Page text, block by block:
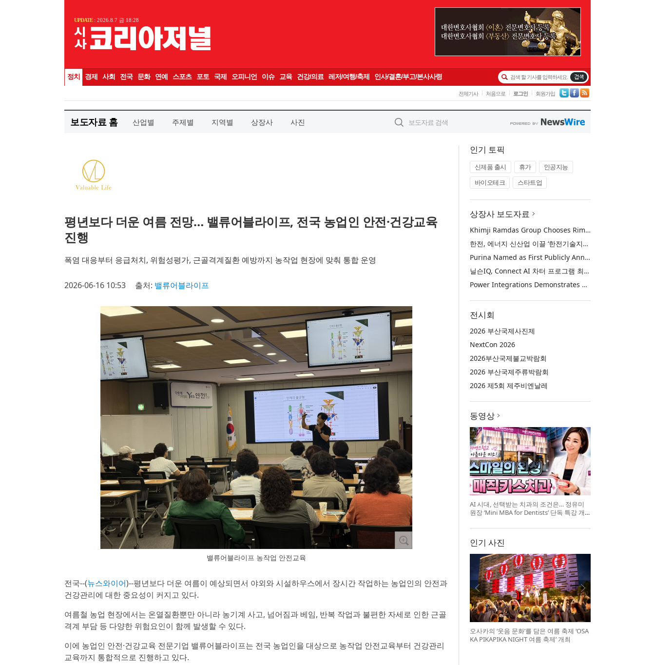
보도자료 홈 산업별 주제별 지역별 상장사 사진
평년보다 더운 여름 전망… 밸류어블라이프, 전국 농업인 안전·건강교육
진행
폭염 대응부터 응급처치, 위험성평가, 근골격계질환 예방까지 농작업 현장에 맞춰 통합 운영
2026-06-16 10:53 출처: 밸류어블라이프
밸류어블라이프 농작업 안전교육
전국--(뉴스와이어)--평년보다 더운 여름이 예상되면서 야외와 시설하우스에서 장시간 작업하는 농업인의 안전과
건강관리에 대한 중요성이 커지고 있다.
여름철 농업 현장에서는 온열질환뿐만 아니라 농기계 사고, 넘어짐과 베임, 반복 작업과 불편한 자세로 인한 근골
격계 부담 등 다양한 위험요인이 함께 발생할 수 있다.
이에 농업인 안전·건강교육 전문기업 밸류어블라이프는 전국 농업인을 대상으로 농작업 안전교육부터 건강관리
교육까지 통합적으로 진행하고 있다.
인기 토픽
신제품 출시 휴가
인공지능
바이오테크
스타트업
상장사 보도자료
Khimji Ramdas Group Chooses Rimini Street to Reduce SAP Support Costs, Protect 700+ Customizations and Reinvest Savings in Innovation
한전, 에너지 신산업 이끌 ‘한전기술지주’ 공식 출범
Purina Named as First Publicly Announced NIQ ConnectAI Charter Client
닐슨IQ, Connect AI 차터 프로그램 최초 고객사 ‘퓨리나’ 선정
Power Integrations Demonstrates World’s First 2200 V GaN Technology for Next-Era High-Voltage Power Systems
전시회
2026 부산국제사진제
NextCon 2026
2026부산국제불교박람회
2026 부산국제주류박람회
2026 제5회 제주비엔날레
동영상
AI 시대, 선택받는 치과의 조건은… 정유미
원장 ‘Mini MBA for Dentists’ 단독 특강 개
인기 사진
오사카의 ‘웃음 문화’를 담은 여름 축제 ‘OSA
KA PIKAPIKA NIGHT 여름 축제’ 개최